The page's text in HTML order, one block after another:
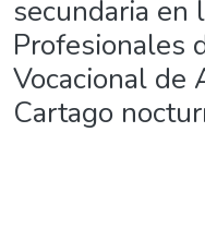
secundaria en
Profesionales
Vocacional de
Cartago